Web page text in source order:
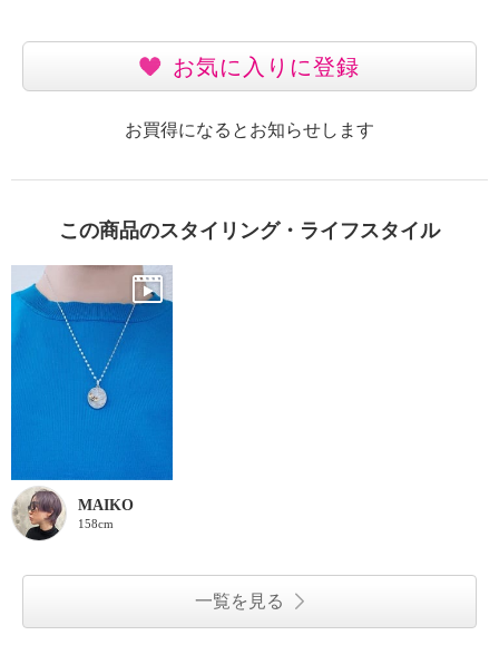
お気に入りに登録
お買得になるとお知らせします
この商品のスタイリング・ライフスタイル
MAIKO
158cm
一覧を見る